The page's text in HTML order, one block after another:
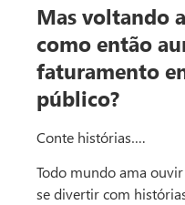
Mas voltando
como então
faturamento
público?
Conte histórias….
Todo mundo ama
se divertir com